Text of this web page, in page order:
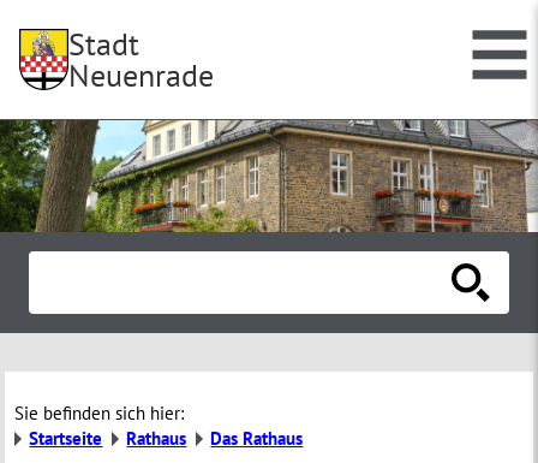
Stadt
Neuenrade
Sie befinden sich hier:
Startseite
Rathaus Das Rathaus